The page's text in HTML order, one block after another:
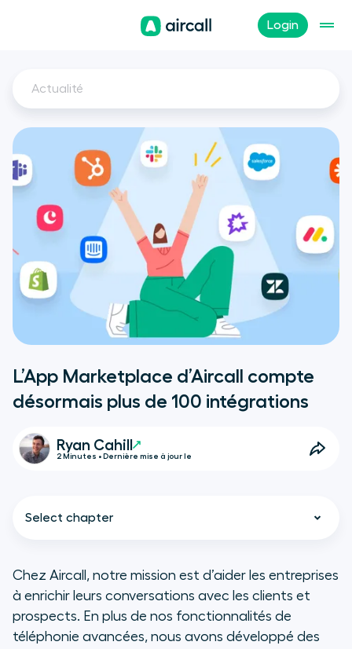
Login
Actualité
L’App Marketplace d’Aircall compte
désormais plus de 100 intégrations
Ryan Cahill
2 Minutes • Dernière mise à jour le
Select chapter
Des intégrations pour révéler le
potentiel de vos équipes
Chez Aircall, notre mission est d’aider les entreprises
à enrichir leurs conversations avec les clients et
prospects. En plus de nos fonctionnalités de
téléphonie avancées, nous avons développé des